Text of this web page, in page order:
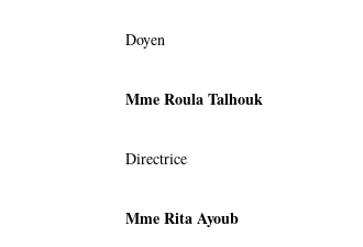
Doyen
Mme Roula Talhouk
Directrice
Mme Rita Ayoub